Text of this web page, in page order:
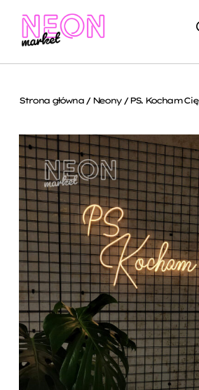
Strona główna/ Neony/ PS. Kocham Cię